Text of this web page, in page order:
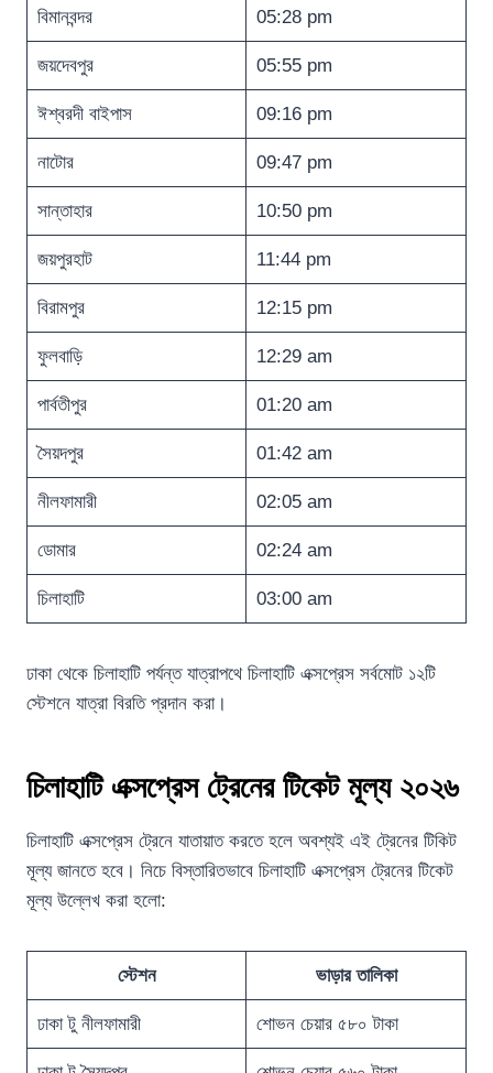
বিমানবন্দর 05:28 pm
জয়দেবপুর 05:55 pm
ঈশ্বরদী বাইপাস 09:16 pm
নাটোর 09:47 pm
সান্তাহার 10:50 pm
জয়পুরহাট 11:44 pm
বিরামপুর 12:15 pm
ফুলবাড়ি 12:29 am
পার্বতীপুর 01:20 am
সৈয়দপুর 01:42 am
নীলফামারী 02:05 am
ডোমার 02:24 am
চিলাহাটি 03:00 am
ঢাকা থেকে চিলাহাটি পর্যন্ত যাত্রাপথে চিলাহাটি এক্সপ্রেস সর্বমোট ১২টি
স্টেশনে যাত্রা বিরতি প্রদান করা।
চিলাহাটি এক্সপ্রেস ট্রেনের টিকেট মূল্য ২০২৬
চিলাহাটি এক্সপ্রেস ট্রেনে যাতায়াত করতে হলে অবশ্যই এই ট্রেনের টিকিট
মূল্য জানতে হবে। নিচে বিস্তারিতভাবে চিলাহাটি এক্সপ্রেস ট্রেনের টিকেট
মূল্য উল্লেখ করা হলো:
স্টেশন ভাড়ার তালিকা
ঢাকা টু নীলফামারী শোভন চেয়ার ৫৮০ টাকা